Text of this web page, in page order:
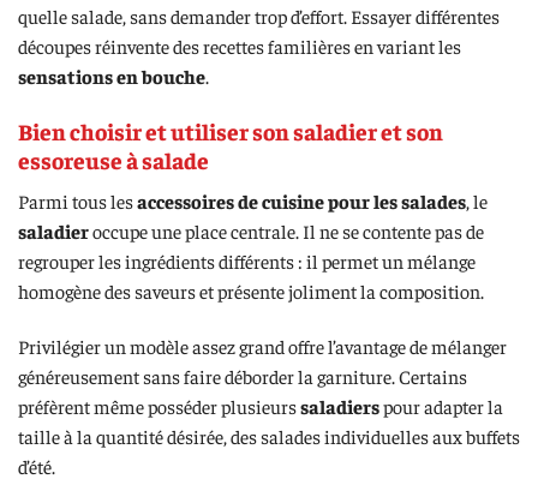
quelle salade, sans demander trop d’effort. Essayer différentes
découpes réinvente des recettes familières en variant les
sensations en bouche.
Bien choisir et utiliser son saladier et son
essoreuse à salade
Parmi tous lesaccessoires de cuisine pour les salades , le
saladieroccupe une place centrale. Il ne se contente pas de
regrouper les ingrédients différents : il permet un mélange
homogène des saveurs et présente joliment la composition.
Privilégier un modèle assez grand offre l’avantage de mélanger
généreusement sans faire déborder la garniture. Certains
préfèrent même posséder plusieurssaladierspour adapter la
taille à la quantité désirée, des salades individuelles aux buffets
d’été.